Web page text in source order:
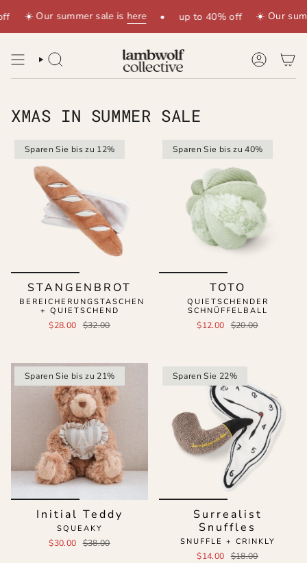
Inhalt
springen
summer sale ishere • up to 40% off ☀️ Our summer sale
SUCHE KONTO
XMAS IN SUMMER SALE
Sparen Sie bis zu 12%
STANGENBROT
BEREICHERUNGSTASCHEN
+ QUIETSCHEND
$28.00 $32.00
Sparen Sie bis zu 40%
TOTO
QUIETSCHENDER
SCHNÜFFELBALL
$12.00 $20.00
Sparen Sie bis zu 21%
Initial Teddy
SQUEAKY
$30.00 $38.00
Sparen Sie 22%
Surrealist
Snuffles
SNUFFLE + CRINKLY
$14.00 $18.00